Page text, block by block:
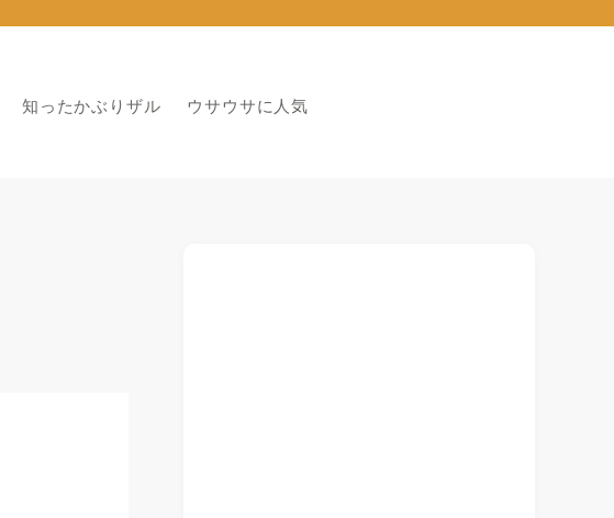
知ったかぶりザル
ウサウサに人気